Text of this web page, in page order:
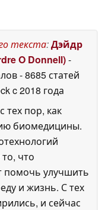
текста:Дэйдр
O Donnell)-
- 8685 статей
c 2018 года
тех пор, как
биомедицины.
что
помочь улучшить
и жизнь. С тех
и сейчас